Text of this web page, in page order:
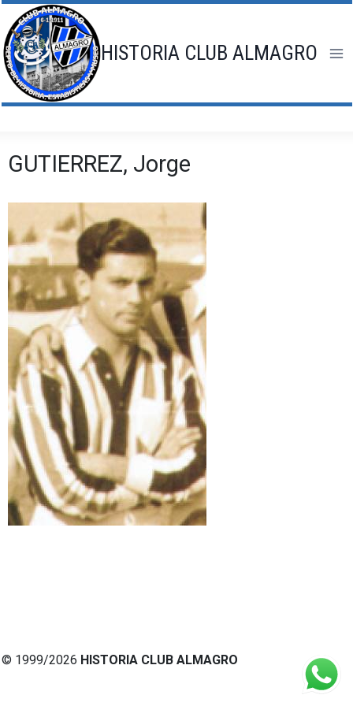
Saltar
al
contenido
HISTORIA CLUB ALMAGRO
GUTIERREZ, Jorge
© 1999/2026 HISTORIA CLUB ALMAGRO